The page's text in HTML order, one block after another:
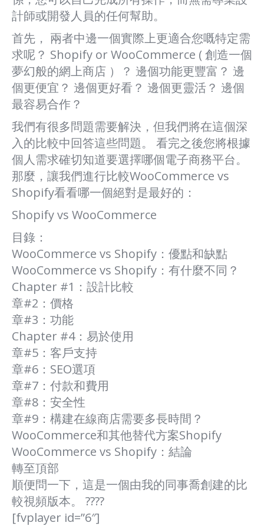
計師或開發人員的任何幫助。
首先， 兩者中邊一個實際上更適合您嘅特定需
求呢？ Shopify or WooCommerce ( 創造一個
夢幻般的網上商店 ）？ 邊個功能更豐富？ 邊
個更便宜？ 邊個更好看？ 邊個更靈活？ 邊個
最容易合作？
我們有很多問題需要解決，但我們將在這個深
入的比較中回答這些問題。 看完之後您將根據
個人需求確切知道要選擇哪個電子商務平台。
那麼，讓我們進行比較WooCommerce vs
Shopify看看哪一個絕對是最好的：
Shopify vs WooCommerce
目錄：
WooCommerce vs Shopify：優點和缺點
WooCommerce vs Shopify：有什麼不同？
Chapter #1：設計比較
章#2：價格
章#3：功能
Chapter #4：易於使用
章#5：客戶支持
章#6：SEO選項
章#7：付款和費用
章#8：安全性
章#9：構建在線商店需要多長時間？
WooCommerce和其他替代方案Shopify
WooCommerce vs Shopify：結論
轉至頂部
順便問一下，這是一個由我的同事喬創建的比
較視頻版本。 ????
[fvplayer id=”6″]